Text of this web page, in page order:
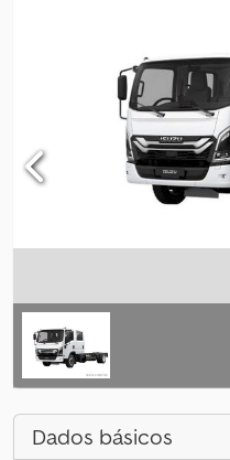
Dados básicos